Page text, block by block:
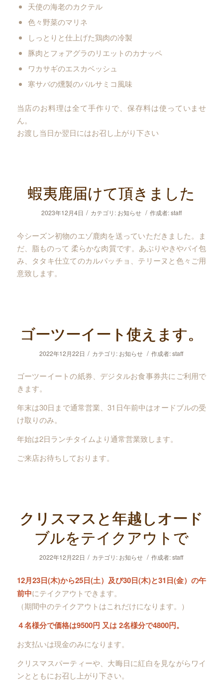
天使の海老のカクテル
色々野菜のマリネ
しっとりと仕上げた鶏肉の冷製
豚肉とフォアグラのリエットのカナッペ
ワカサギのエスカベッシュ
寒サバの燻製のバルサミコ風味
当店のお料理は全て手作りで、保存料は使っていませ
ん。
お渡し当日か翌日にはお召し上がり下さい
蝦夷鹿届けて頂きました
2023年12月4日 / カテゴリ: お知らせ / 作成者:staff
今シーズン初物のエゾ鹿肉を送っていただきました。ま
だ、脂ものって 柔らかな肉質です。あぶりやきやパイ包
み、タタキ仕立てのカルパッチョ、テリーヌと色々ご用
意致します。
ゴーツーイート使えます。
2022年12月22日 / カテゴリ: お知らせ / 作成者:staff
ゴーツーイートの紙券、デジタルお食事券共にご利用で
きます。
年末は30日まで通常営業、31日午前中はオードブルの受
け取りのみ。
年始は2日ランチタイムより通常営業致します。
ご来店お待ちしております。
クリスマスと年越しオード
ブルをテイクアウトで
2022年12月22日 / カテゴリ: お知らせ / 作成者:staff
12月23日(木)から25日(土）及び30日(木)と31日(金）の午
前中にテイクアウトできます。
（期間中のテイクアウトはこれだけになります。）
４名様分で価格は9500円 又は 2名様分で4800円。
お支払いは現金のみになります。
クリスマスパーティーや、大晦日に紅白を見ながらワイ
ンとともにお召し上がり下さい。